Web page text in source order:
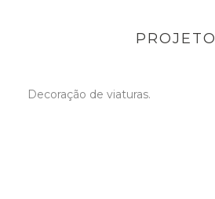
PROJETO
Decoração de viaturas.